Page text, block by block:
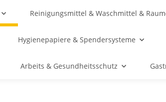
Reinigungsmittel & Waschmittel &
Hygienepapiere & Spendersysteme
Arbeits & Gesundheitsschutz